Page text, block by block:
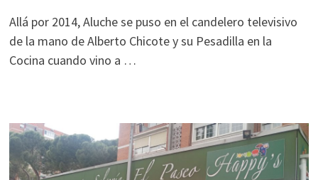
Allá por 2014, Aluche se puso en el candelero televisivo
de la mano de Alberto Chicote y su Pesadilla en la
Cocina cuando vino a …